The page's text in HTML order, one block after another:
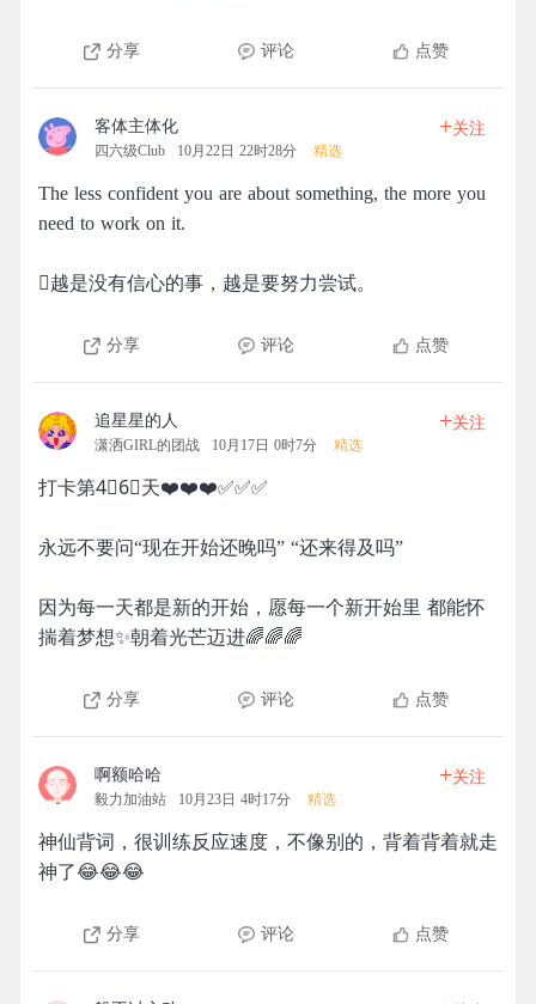
分享 评论 点赞
客体主体化
四六级Club 10月22日 22时28分 精选
+关注
The less confident you are about something, the more you
need to work on it.
越是没有信心的事，越是要努力尝试。
分享 评论 点赞
追星星的人
潇洒GIRL的团战 10月17日 0时7分 精选
+关注
打卡第4⃣️6⃣️天❤️❤️❤️✅✅✅
永远不要问“现在开始还晚吗” “还来得及吗”
因为每一天都是新的开始，愿每一个新开始里 都能怀
揣着梦想✨朝着光芒迈进🌈🌈🌈
分享 评论 点赞
啊额哈哈
毅力加油站 10月23日 4时17分 精选
+关注
神仙背词，很训练反应速度，不像别的，背着背着就走
神了😂😂😂
分享 评论 点赞